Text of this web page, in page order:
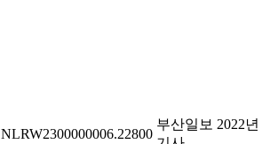
NLRW2300000006.22800
부산일보 2022년